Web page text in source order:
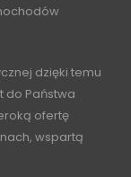
dzięki temu
do Państwa
ofertę
wspartą